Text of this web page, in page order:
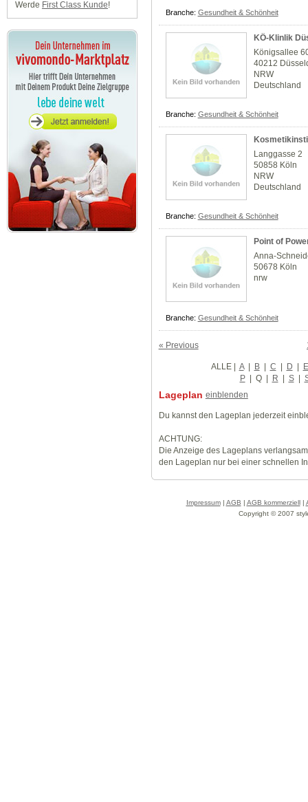
Werde First Class Kunde!
Branche: Gesundheit & Schönheit
KÖ-Klinlik
Königsallee
40212
NRW
Deutschland
Branche: Gesundheit & Schönheit
Langgasse 2
50858 Köln
NRW
Deutschland
Branche: Gesundheit & Schönheit
Point of
Anna-
50678 Köln
nrw
Branche: Gesundheit & Schönheit
« Previous
ALLE| A | B | C | D | E
P | Q | R | S |
Lageplan einblenden
Du kannst den Lageplan jederzeit
ACHTUNG:
Die Anzeige des Lageplans
den Lageplan nur bei einer schnellen
Impressum| AGB | AGB kommerziell|
Copyright © 2007